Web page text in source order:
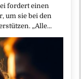
fordert einen
um sie bei den
„Alle…